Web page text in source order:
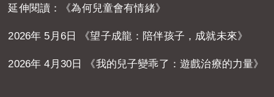
延伸閱讀：《為何兒童會有情緒》
2026年 5月6日 《望子成龍：陪伴孩子，成就未來》
2026年 4月30日 《我的兒子變乖了：遊戲治療的力量》